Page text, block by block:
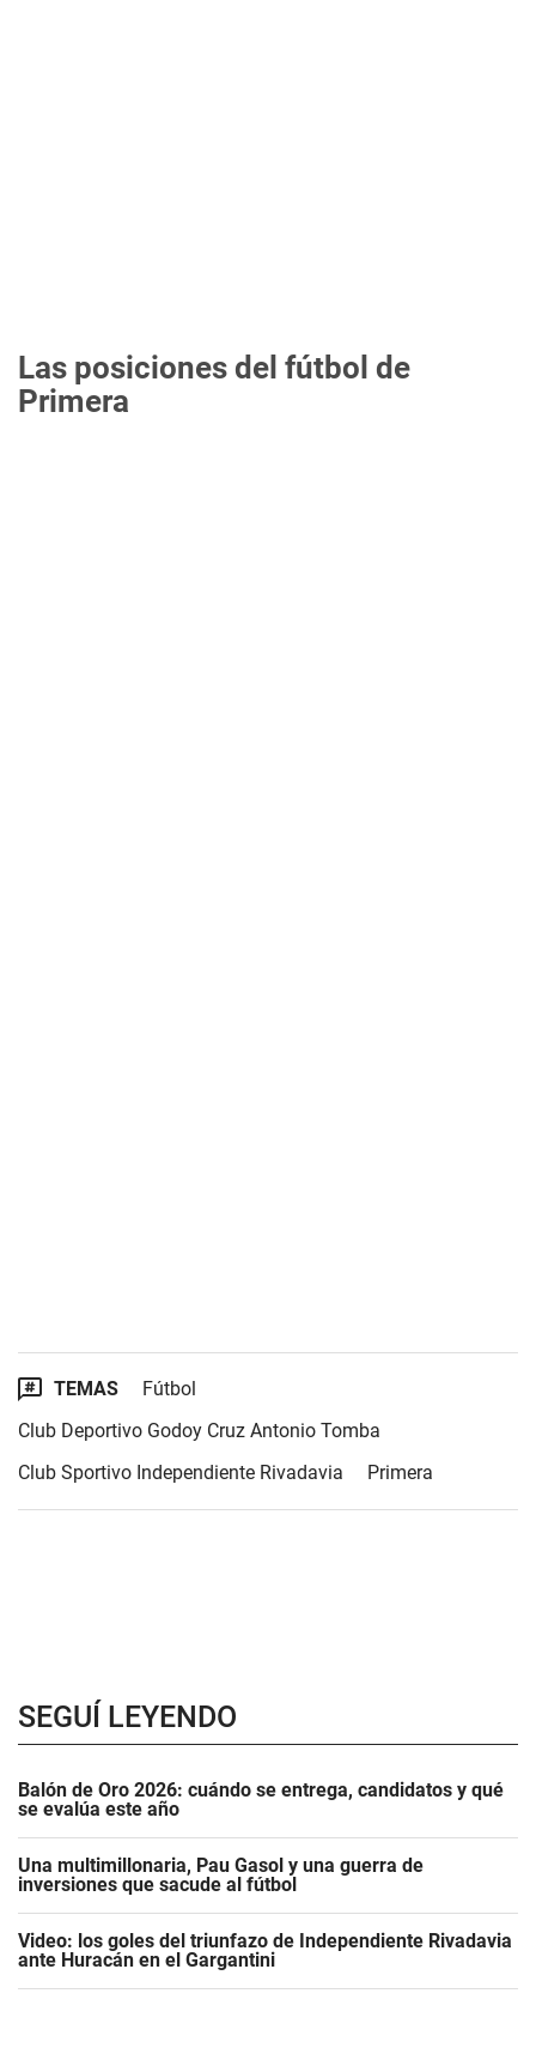
Las posiciones del fútbol de
Primera
TEMAS
Fútbol
Club Deportivo Godoy Cruz Antonio Tomba
Club Sportivo Independiente Rivadavia
Primera
SEGUÍ LEYENDO
Balón de Oro 2026: cuándo se entrega, candidatos y qué
se evalúa este año
Una multimillonaria, Pau Gasol y una guerra de
inversiones que sacude al fútbol
Video: los goles del triunfazo de Independiente Rivadavia
ante Huracán en el Gargantini